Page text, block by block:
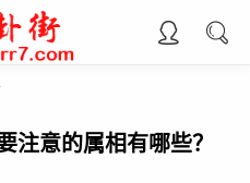
注意的属相有哪些？